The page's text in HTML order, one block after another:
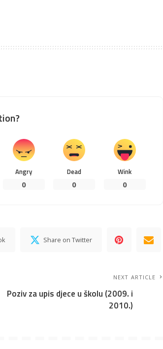
Angry
0
Dead
0
Wink
0
Share on Twitter
NEXT ARTICLE
Poziv za upis djece u školu (2009. i
2010.)